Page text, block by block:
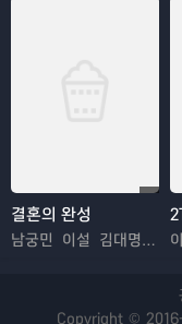
결혼의 완성
남궁민 이설 김대명 이상희
Copyright ©